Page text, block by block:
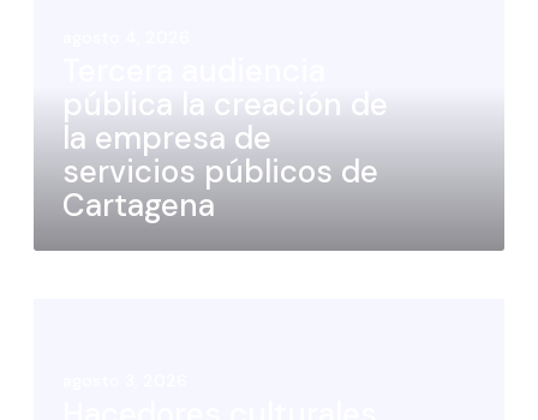
pública la creación de
la empresa de
servicios públicos de
Cartagena